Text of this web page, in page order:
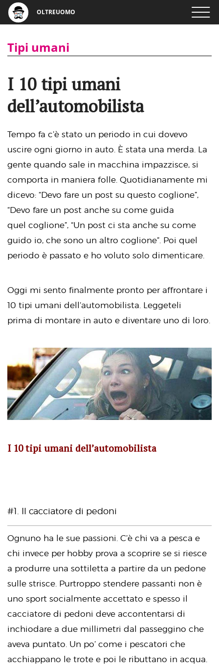
OLTREUOMO
Tipi umani
I 10 tipi umani
dell’automobilista
Tempo fa c’è stato un periodo in cui dovevo
uscire ogni giorno in auto. È stata una merda. La
gente quando sale in macchina impazzisce, si
comporta in maniera folle. Quotidianamente mi
dicevo: “Devo fare un post su questo coglione”,
“Devo fare un post anche su come guida
quel coglione”, “Un post ci sta anche su come
guido io, che sono un altro coglione”. Poi quel
periodo è passato e ho voluto solo dimenticare.
Oggi mi sento finalmente pronto per affrontare i
10 tipi umani dell’automobilista. Leggeteli
prima di montare in auto e diventare uno di loro.
I 10 tipi umani dell’automobilista
#1. Il cacciatore di pedoni
Ognuno ha le sue passioni. C’è chi va a pesca e
chi invece per hobby prova a scoprire se si riesce
a produrre una sottiletta a partire da un pedone
sulle strisce. Purtroppo stendere passanti non è
uno sport socialmente accettato e spesso il
cacciatore di pedoni deve accontentarsi di
inchiodare a due millimetri dal passeggino che
aveva puntato. Un po’ come i pescatori che
acchiappano le trote e poi le ributtano in acqua.